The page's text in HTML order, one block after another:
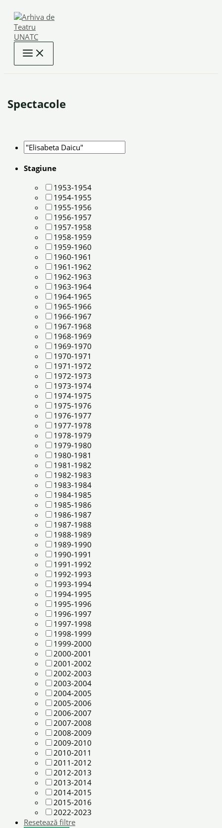
content
Spectacole
Stagiune
1953-1954
1954-1955
1955-1956
1956-1957
1957-1958
1958-1959
1959-1960
1960-1961
1961-1962
1962-1963
1963-1964
1964-1965
1965-1966
1966-1967
1967-1968
1968-1969
1969-1970
1970-1971
1971-1972
1972-1973
1973-1974
1974-1975
1975-1976
1976-1977
1977-1978
1978-1979
1979-1980
1980-1981
1981-1982
1982-1983
1983-1984
1984-1985
1985-1986
1986-1987
1987-1988
1988-1989
1989-1990
1990-1991
1991-1992
1992-1993
1993-1994
1994-1995
1995-1996
1996-1997
1997-1998
1998-1999
1999-2000
2000-2001
2001-2002
2002-2003
2003-2004
2004-2005
2005-2006
2006-2007
2007-2008
2008-2009
2009-2010
2010-2011
2011-2012
2012-2013
2013-2014
2014-2015
2015-2016
2022-2023
Resetează filtre